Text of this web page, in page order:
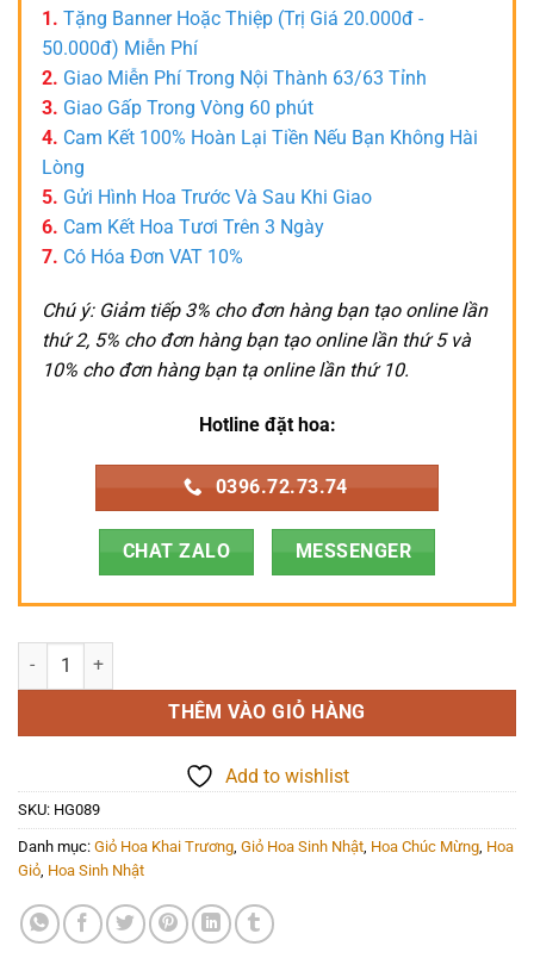
1. Tặng Banner Hoặc Thiệp (Trị Giá 20.000đ -
50.000đ) Miễn Phí
2. Giao Miễn Phí Trong Nội Thành 63/63 Tỉnh
3. Giao Gấp Trong Vòng 60 phút
4. Cam Kết 100% Hoàn Lại Tiền Nếu Bạn Không Hài
Lòng
5. Gửi Hình Hoa Trước Và Sau Khi Giao
6. Cam Kết Hoa Tươi Trên 3 Ngày
7. Có Hóa Đơn VAT 10%
Chú ý: Giảm tiếp 3% cho đơn hàng bạn tạo online lần
thứ 2, 5% cho đơn hàng bạn tạo online lần thứ 5 và
10% cho đơn hàng bạn tạ online lần thứ 10.
Hotline đặt hoa:
0396.72.73.74
CHAT ZALO MESSENGER
Hoa Giỏ - HG089 số lượng
THÊM VÀO GIỎ HÀNG
Add to wishlist
SKU: HG089
Danh mục: Giỏ Hoa Khai Trương Giỏ Hoa Sinh Nhật Hoa Chúc Mừng Hoa
Giỏ Hoa Sinh Nhật